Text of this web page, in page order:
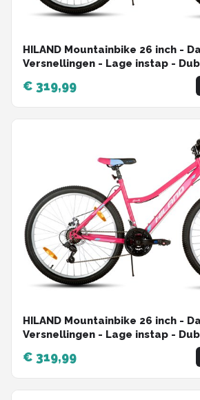
HILAND Mountainbike 26 inch -
Versnellingen - Lage instap -
€ 319,99
HILAND Mountainbike 26 inch -
Versnellingen - Lage instap -
€ 319,99